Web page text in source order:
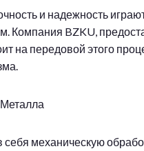
и надежность
Компания BZKU,
на передовой этого
механическую